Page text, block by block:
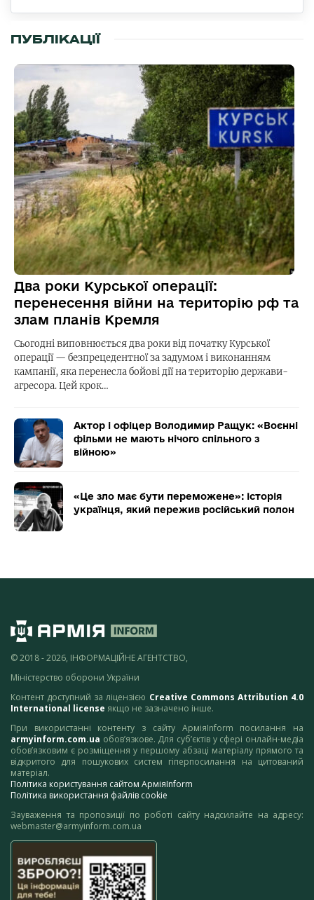
ПУБЛІКАЦІЇ
Два роки Курської операції:
перенесення війни на територію рф та
злам планів Кремля
Сьогодні виповнюється два роки від початку Курської
операції — безпрецедентної за задумом і виконанням
кампанії, яка перенесла бойові дії на територію держави-
агресора. Цей крок…
Актор і офіцер Володимир Ращук: «Воєнні
фільми не мають нічого спільного з
війною»
«Це зло має бути переможене»: історія
українця, який пережив російський полон
© 2018 - 2026, ІНФОРМАЦІЙНЕ АГЕНТСТВО,
Міністерство оборони України
Контент доступний за ліцензією Creative Commons Attribution 4.0
International license якщо не зазначено інше.
При використанні контенту з сайту АрміяInform посилання на
armyinform.com.ua обов’язкове. Для суб’єктів у сфері онлайн-медіа
обов’язковим є розміщення у першому абзаці матеріалу прямого та
відкритого для пошукових систем гіперпосилання на цитований
матеріал.
Політика користування сайтом АрміяInform
Політика використання файлів cookie
Зауваження та пропозиції по роботі сайту надсилайте на адресу:
webmaster@armyinform.com.ua